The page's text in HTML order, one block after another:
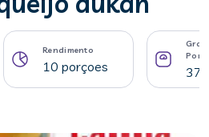
Rendimento
10 porçoes 37